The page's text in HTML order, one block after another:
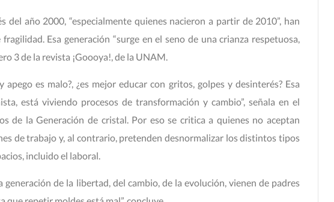
del año 2000, “especialmente quienes nacieron a partir de 2010”, han
Esa generación “surge en el seno de una crianza respetuosa,
3 de la revista ¡Goooya!, de la UNAM.
apego es malo?, ¿es mejor educar con gritos, golpes y desinterés? Esa
está viviendo procesos de transformación y cambio”, señala en el
de la Generación de cristal. Por eso se critica a quienes no aceptan
de trabajo y, al contrario, pretenden desnormalizar los distintos tipos
incluido el laboral.
generación de la libertad, del cambio, de la evolución, vienen de padres